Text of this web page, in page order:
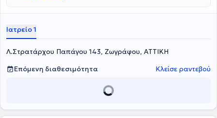
Ιατρείο 1
Λ.Στρατάρχου Παπάγου 143, Ζωγράφου, ΑΤΤΙΚΗ
Επόμενη διαθεσιμότητα
Κλείσε ραντεβού